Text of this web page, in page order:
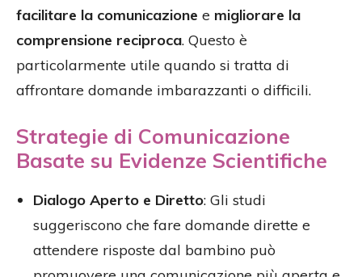
facilitare la comunicazione e migliorare la
comprensione reciproca. Questo è
particolarmente utile quando si tratta di
affrontare domande imbarazzanti o difficili.
Strategie di Comunicazione
Basate su Evidenze Scientifiche
Dialogo Aperto e Diretto: Gli studi
suggeriscono che fare domande dirette e
attendere risposte dal bambino può